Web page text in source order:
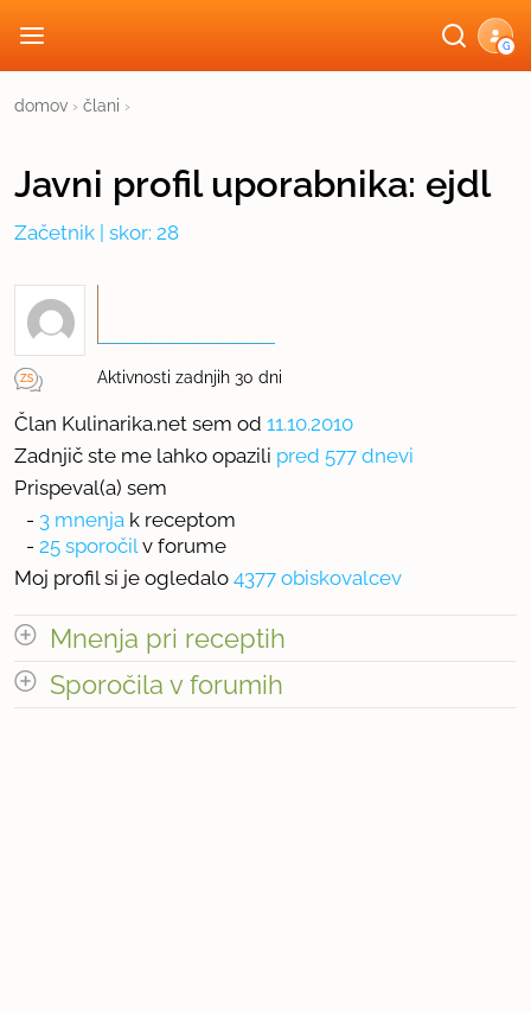
G
domov › člani ›
Javni profiluporabnika: ejdl
Začetnik | skor: 28
Aktivnosti zadnjih 30 dni
Član Kulinarika.net sem od 11.10.2010
Zadnjič ste me lahko opazili pred 577 dnevi
Prispeval(a) sem
- 3 mnenja k receptom
- 25 sporočil v forume
Moj profil si je ogledalo 4377 obiskovalcev
Mnenja pri receptih
odpri vse
Sporočila v forumih